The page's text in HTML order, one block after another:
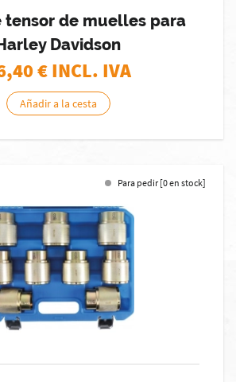
tensor de muelles para
Davidson
€ INCL. IVA
Añadir a la cesta
Para pedir [0 en stock]